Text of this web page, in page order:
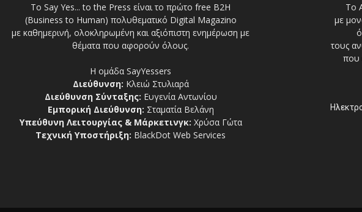
Το Say Yes... to the Press είναι το πρώτο free Β2Η
(Business to Human) πολυθεματικό Digital Magazino
με καθημερινή, ολοκληρωμένη και αξιόπιστη ενημέρωση με
θέματα που αφορούν όλους.
Η ομάδα SayYessers
Διεύθυνση: Κλειώ Στυλιαρά
Διεύθυνση Σύνταξης: Ευγενία Αντωνίου
Εμπορική Διεύθυνση: Σταματία Βελάνη
Υπεύθυνη Λειτουργίας & Μάρκετινγκ: Χρύσα Γώτα
Τεχνική Υποστήριξη: BlackDot Web Services
Το
με
τους
που